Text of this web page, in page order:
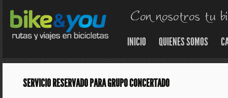
INICIO QUIENES SOMOS
SERVICIO RESERVADO PARA GRUPO CONCERTADO